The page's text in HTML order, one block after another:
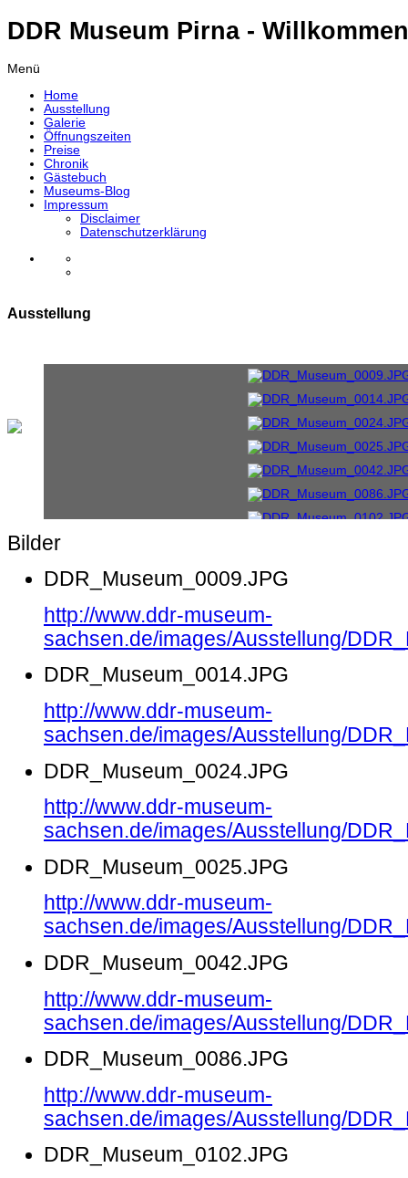
DDR Museum Pirna -
Menü
Home
Ausstellung
Galerie
Öffnungszeiten
Preise
Chronik
Gästebuch
Museums-Blog
Impressum
Disclaimer
Datenschutzerklärung
Ausstellung
Bilder
DDR_Museum_0009.JPG
http://www.ddr-museum-
sachsen.de/images/Ausstellung/
DDR_Museum_0014.JPG
http://www.ddr-museum-
sachsen.de/images/Ausstellung/
DDR_Museum_0024.JPG
http://www.ddr-museum-
sachsen.de/images/Ausstellung/
DDR_Museum_0025.JPG
http://www.ddr-museum-
sachsen.de/images/Ausstellung/
DDR_Museum_0042.JPG
http://www.ddr-museum-
sachsen.de/images/Ausstellung/
DDR_Museum_0086.JPG
http://www.ddr-museum-
sachsen.de/images/Ausstellung/
DDR_Museum_0102.JPG